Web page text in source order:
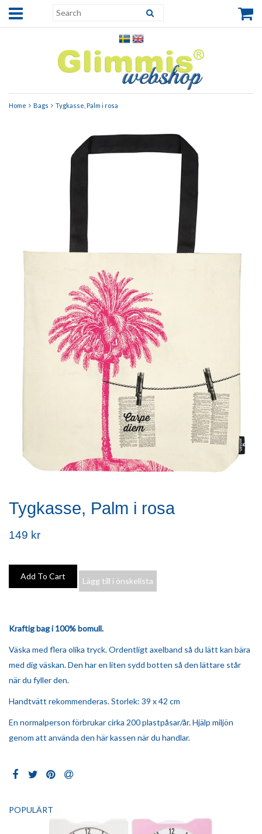
Home Bags Tygkasse, Palm i rosa
Tygkasse, Palm i rosa
149 kr
Lägg till i önskelista
Kraftig bag i 100% bomull.
Väska med flera olika tryck. Ordentligt axelband så du lätt kan bära
med dig väskan. Den har en liten sydd botten så den lättare står
när du fyller den.
Handtvätt rekommenderas. Storlek: 39 x 42 cm
En normalperson förbrukar cirka 200 plastpåsar/år. Hjälp miljön
genom att använda den här kassen när du handlar.
POPULÄRT